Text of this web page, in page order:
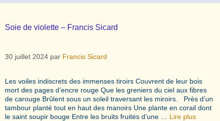
Soie de violette – Francis Sicard
30 juillet 2024 par Francis Sicard
Les voiles indiscrets des immenses tiroirs Couvrent de leur bois
mort des pages d’encre rouge Que les greniers du ciel aux fibres
de carouge Brûlent sous un soleil traversant les miroirs. Près d’un
tambour planté tout en haut des manoirs Une plante en corail dont
le saint soupir bouge Entre les bruits fruités d’une … Lire plus